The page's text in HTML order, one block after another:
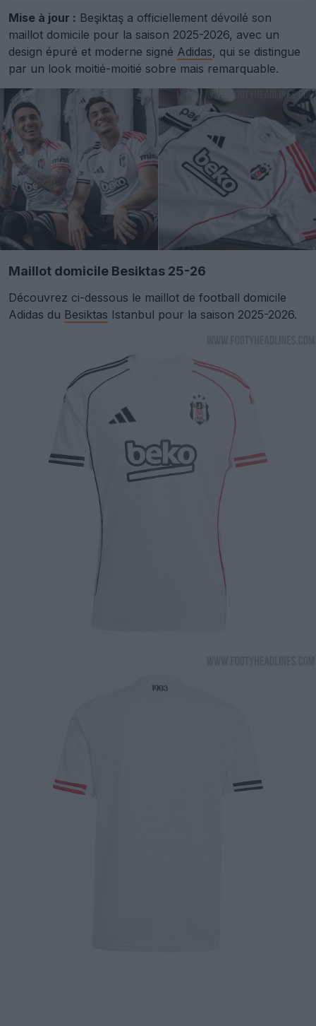
Mise à jour : Beşiktaş a officiellement dévoilé son
maillot domicile pour la saison 2025-2026, avec un
design épuré et moderne signé Adidas, qui se distingue
par un look moitié-moitié sobre mais remarquable.
Maillot domicile Besiktas 25-26
Découvrez ci-dessous le maillot de football domicile
Adidas du Besiktas Istanbul pour la saison 2025-2026.